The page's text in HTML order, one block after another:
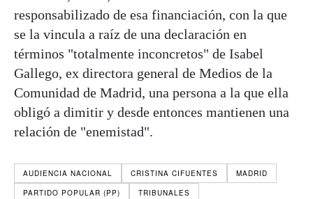
responsabilizado de esa financiación, con la que
se la vincula a raíz de una declaración en
términos "totalmente inconcretos" de Isabel
Gallego, ex directora general de Medios de la
Comunidad de Madrid, una persona a la que ella
obligó a dimitir y desde entonces mantienen una
relación de "enemistad".
AUDIENCIA NACIONAL CRISTINA CIFUENTES
MADRID
PARTIDO POPULAR (PP)
TRIBUNALES